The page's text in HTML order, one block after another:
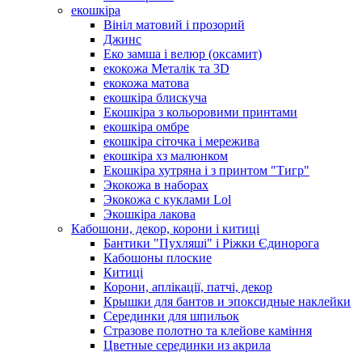
екошкіра
Вініл матовий і прозорий
Джинс
Еко замша і велюр (оксамит)
екокожа Металік та 3D
екокожа матова
екошкіра блискуча
Екошкіра з кольоровими принтами
екошкіра омбре
екошкіра сіточка і мережива
екошкіра хз малюнком
Екошкіра хутряна і з принтом "Тигр"
Экокожа в наборах
Экокожа с куклами Lol
Экошкiра лакова
Кабошони, декор, корони і китиці
Бантики "Пухляші" і Ріжки Єдинорога
Кабошоны плоские
Китиці
Корони, аплікації, патчі, декор
Крышки для бантов и эпоксидные наклейки
Серединки для шпильок
Стразове полотно та клейове каміння
Цветные серединки из акрила